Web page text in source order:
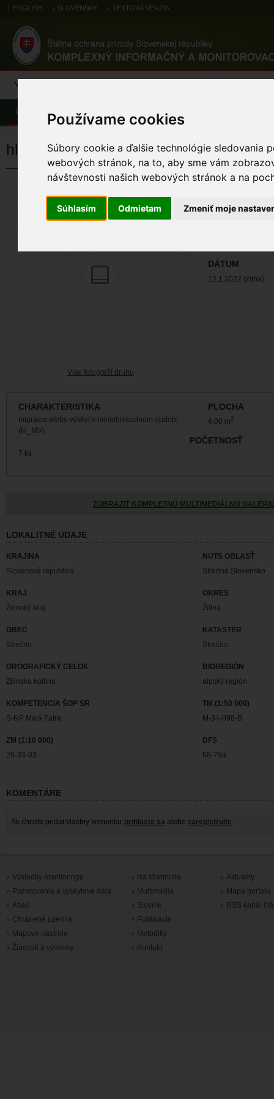
Používame cookies
Súbory cookie a ďalšie technológie sledovania
webových stránok, na to, aby sme vám
návštevnosti našich webových stránok a na
Súhlasím Odmietam Zmeniť moje
ENGLISH SLOVENSKY TEXTOVÁ VERZIA
Výsledky monitoringu
Úvod Pozorovania a výskytové dáta
hlaholka severská
Viac fotografií druhu
DÁTUM
12.1.2022 (zima)
CHARAKTERISTIKA
migrácia alebo výskyt v mimohniezdnom období
(M_MV)
PLOCHA
4,00 m2
POČETNOSŤ
7 ks
ZOBRAZIŤ KOMPLETNÚ MULTIMEDIÁLNU
LOKALITNÉ ÚDAJE
KRAJINA
Slovenská republika
NUTS OBLASŤ
Stredné Slovensko
KRAJ
Žilinský kraj
OKRES
Žilina
OBEC
Strečno
KATASTER
Strečno
OROGRAFICKÝ CELOK
Zilinska kotlina
BIOREGIÓN
alpský región
KOMPETENCIA ŠOP SR
S-NP Malá Fatra
TM (1:50 000)
M-34-098-B
ZM (1:10 000)
26-33-03
DFS
68-79a
KOMENTÁRE
Ak chcete pridat vlastny komentar prihlaste sa alebo zaregistrujte
Výsledky monitoringu
Pozorovania a výskytové dáta
Atlas
Chránené územia
Mapové nástroje
Žiadosti a výnimky
Na stiahnutie
Multimédiá
Slovník
Publikácie
Metodiky
Kontakt
Aktuality
Mapa portálu
RSS kanál